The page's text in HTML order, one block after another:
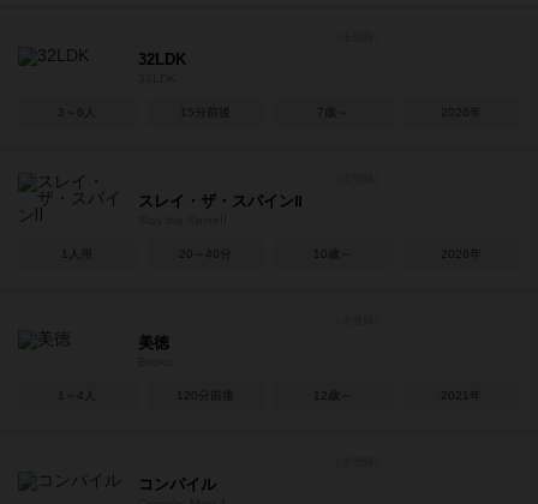
32LDK
3～6人 15分前後 7歳～ 2026年
スレイ・ザ・スパインⅡ
1人用 20～40分 10歳～ 2026年
美徳
1～4人 120分前後 12歳～ 2021年
コンパイル